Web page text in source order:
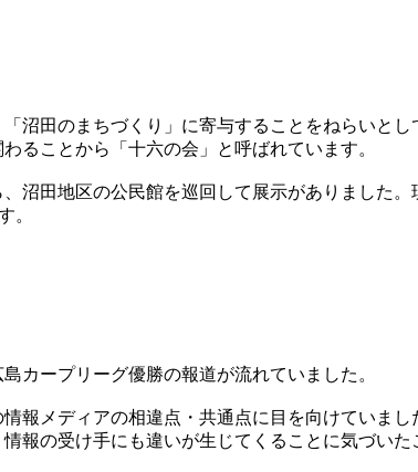
沼田のまちづくり」に寄与することをねらいとし
ることから「十六の会」と呼ばれています。
沼田地区の公民館を巡回して展示がありました。
。
カープリーグ優勝の報道が流れていました。
報メディアの相違点・共通点に目を向けていまし
報の受け手にも違いが生じてくることに気づいた